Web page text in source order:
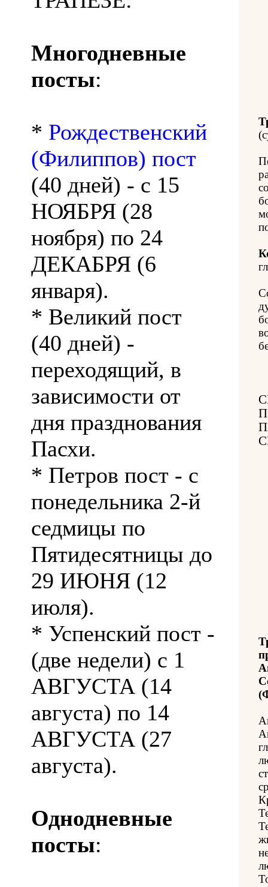
Многодневные
посты:
* Рождественский
(Филиппов) пост
(40 дней) - с 15
НОЯБРЯ (28
ноября) по 24
ДЕКАБРЯ (6
января).
* Великий пост
(40 дней) -
переходящий, в
зависимости от
дня празднования
Пасхи.
* Петров пост - с
понедельника 2-й
седмицы по
Пятидесятницы до
29 ИЮНЯ (12
июля).
* Успенский пост -
(две недели) с 1
АВГУСТА (14
августа) по 14
АВГУСТА (27
августа).
Однодневные
посты: